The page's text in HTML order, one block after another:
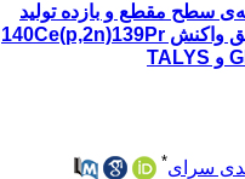
سطح مقطع و بازده تولید
رادیوداروی پراسئودیمیوم-139 از طریق واکنش 140Ce(p,2n)139Pr
سرای